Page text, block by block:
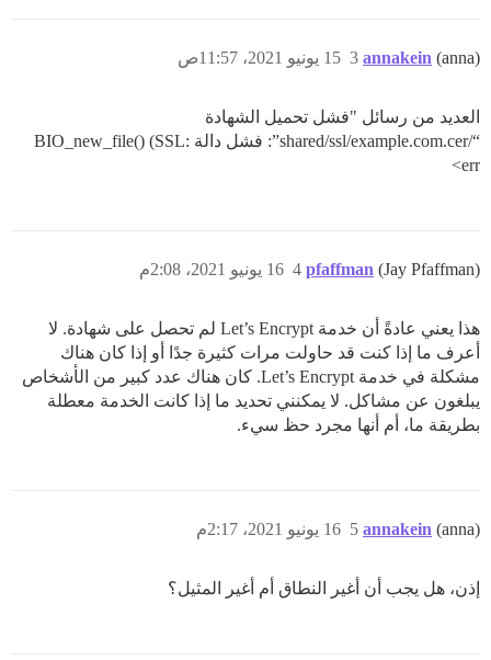
annakein (anna) 15 يونيو 2021، 11:57ص 3
العديد من رسائل "فشل تحميل الشهادة
“/shared/ssl/example.com.cer”: فشل دالة BIO_new_file() (SSL:
err>
pfaffman (Jay Pfaffman) 16 يونيو 2021، 2:08م 4
هذا يعني عادةً أن خدمة Let’s Encrypt لم تحصل على شهادة. لا
أعرف ما إذا كنت قد حاولت مرات كثيرة جدًا أو إذا كان هناك
مشكلة في خدمة Let’s Encrypt. كان هناك عدد كبير من الأشخاص
يبلغون عن مشاكل. لا يمكنني تحديد ما إذا كانت الخدمة معطلة
بطريقة ما، أم أنها مجرد حظ سيء.
annakein (anna) 16 يونيو 2021، 2:17م 5
إذن، هل يجب أن أغير النطاق أم أغير المثيل؟